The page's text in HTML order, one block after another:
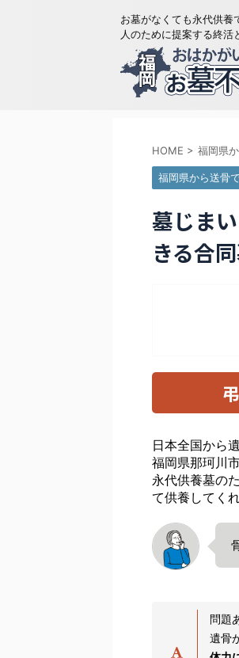
お墓がなくても永代供養
人のために提案する終活
HOME > 福岡県
福岡県から送骨
墓じま
きる合
日本全国から
福岡県那珂川
永代供養墓の
て供養してくれ
問題
遺骨